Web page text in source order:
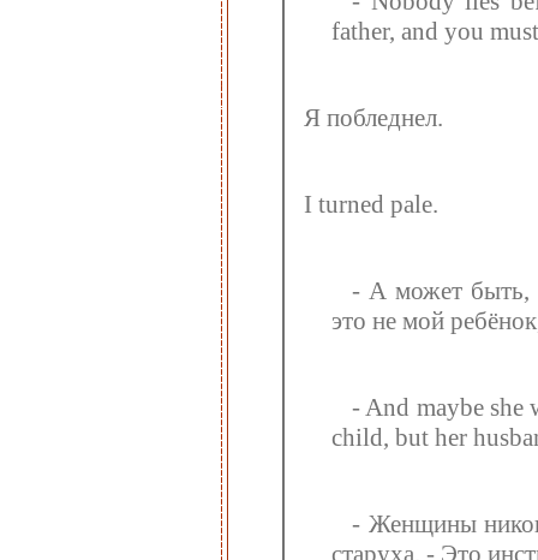
father, and you
Я побледнел.
I turned pale.
- А может быть,
это не мой
- And maybe she
child, but her
- Женщины
старуха. - Это